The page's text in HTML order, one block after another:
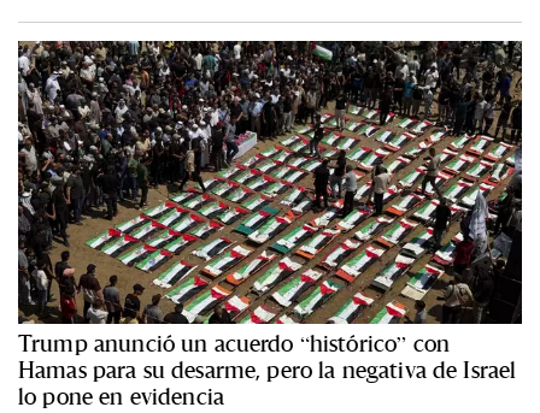
Trump anunció un acuerdo “histórico” con
Hamas para su desarme, pero la negativa de Israel
lo pone en evidencia